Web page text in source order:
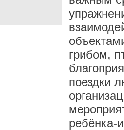
грибом,
поездки
ребёнка-